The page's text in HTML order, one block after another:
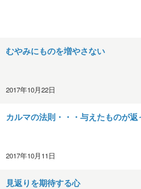
むやみにものを増やさない
2017年10月22日
カルマの法則・・・与えたものが返
2017年10月11日
見返りを期待する心